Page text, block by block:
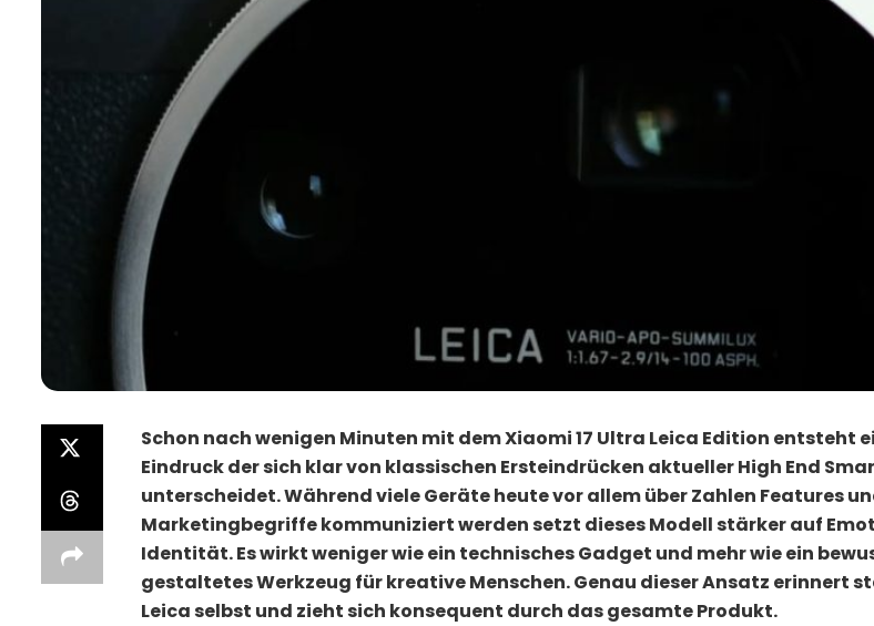
Schon nach wenigen Minuten mit dem Xiaomi 17 Ultra Leica Edition entsteht
Eindruck der sich klar von klassischen Ersteindrücken aktueller High End
unterscheidet. Während viele Geräte heute vor allem über Zahlen Features
Marketingbegriffe kommuniziert werden setzt dieses Modell stärker auf
Identität. Es wirkt weniger wie ein technisches Gadget und mehr wie ein
gestaltetes Werkzeug für kreative Menschen. Genau dieser Ansatz erinnert
Leica selbst und zieht sich konsequent durch das gesamte Produkt.